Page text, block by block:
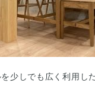
少しでも広く利用し